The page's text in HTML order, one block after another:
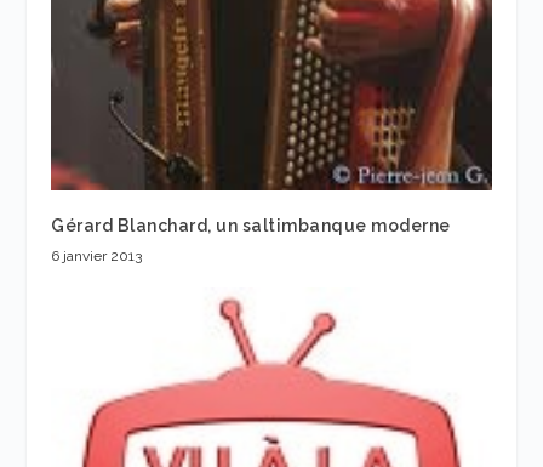
Gérard Blanchard, un saltimbanque moderne
6 janvier 2013